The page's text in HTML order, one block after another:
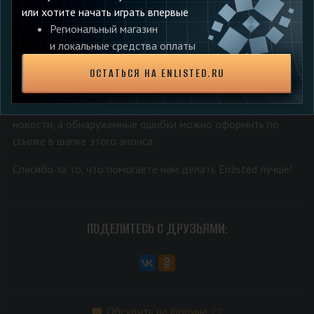
или хотите начать играть впервые
Региональный магазин
и локальные средства оплаты
ОСТАТЬСЯ НА ENLISTED.RU
Это основная цель тестирования — обнаружить и
исправить проблемы грядущего обновления до его релиза,
Смело оставляйте свои отзывы на нововведения в теме
новости, а обнаруженные ошибки можно оформить по
ссылке в шапке этого анонса.
Спасибо за то, что помогаете нам делать Enlisted лучше!
ПОДЕЛИТЕСЬ С ДРУЗЬЯМИ: